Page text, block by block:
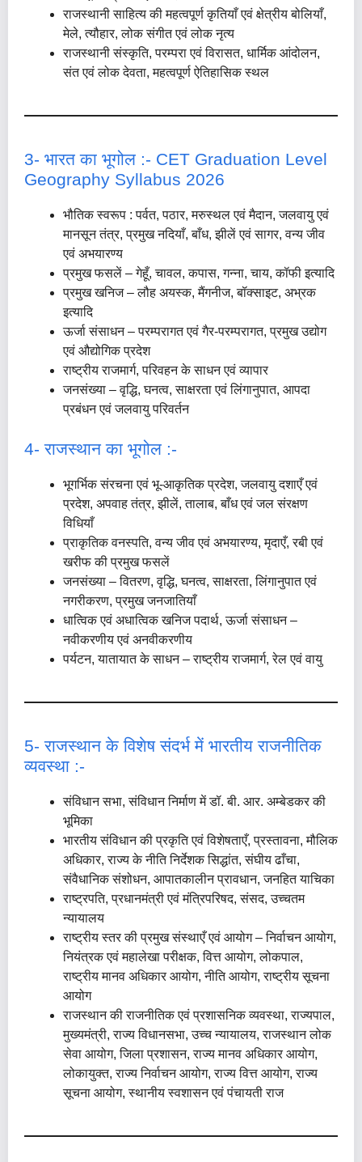
राजस्थानी साहित्य की महत्वपूर्ण कृतियाँ एवं क्षेत्रीय बोलियाँ,
मेले, त्यौहार, लोक संगीत एवं लोक नृत्य
राजस्थानी संस्कृति, परम्परा एवं विरासत, धार्मिक आंदोलन,
संत एवं लोक देवता, महत्वपूर्ण ऐतिहासिक स्थल
3- भारत का भूगोल :- CET Graduation Level
Geography Syllabus 2026
भौतिक स्वरूप : पर्वत, पठार, मरुस्थल एवं मैदान, जलवायु एवं
मानसून तंत्र, प्रमुख नदियाँ, बाँध, झीलें एवं सागर, वन्य जीव
एवं अभयारण्य
प्रमुख फसलें – गेहूँ, चावल, कपास, गन्ना, चाय, कॉफी इत्यादि
प्रमुख खनिज – लौह अयस्क, मैंगनीज, बॉक्साइट, अभ्रक
इत्यादि
ऊर्जा संसाधन – परम्परागत एवं गैर-परम्परागत, प्रमुख उद्योग
एवं औद्योगिक प्रदेश
राष्ट्रीय राजमार्ग, परिवहन के साधन एवं व्यापार
जनसंख्या – वृद्धि, घनत्व, साक्षरता एवं लिंगानुपात, आपदा
प्रबंधन एवं जलवायु परिवर्तन
4- राजस्थान का भूगोल :-
भूगर्भिक संरचना एवं भू-आकृतिक प्रदेश, जलवायु दशाएँ एवं
प्रदेश, अपवाह तंत्र, झीलें, तालाब, बाँध एवं जल संरक्षण
विधियाँ
प्राकृतिक वनस्पति, वन्य जीव एवं अभयारण्य, मृदाएँ, रबी एवं
खरीफ की प्रमुख फसलें
जनसंख्या – वितरण, वृद्धि, घनत्व, साक्षरता, लिंगानुपात एवं
नगरीकरण, प्रमुख जनजातियाँ
धात्विक एवं अधात्विक खनिज पदार्थ, ऊर्जा संसाधन –
नवीकरणीय एवं अनवीकरणीय
पर्यटन, यातायात के साधन – राष्ट्रीय राजमार्ग, रेल एवं वायु
5- राजस्थान के विशेष संदर्भ में भारतीय राजनीतिक
व्यवस्था :-
संविधान सभा, संविधान निर्माण में डॉ. बी. आर. अम्बेडकर की
भूमिका
भारतीय संविधान की प्रकृति एवं विशेषताएँ, प्रस्तावना, मौलिक
अधिकार, राज्य के नीति निर्देशक सिद्धांत, संघीय ढाँचा,
संवैधानिक संशोधन, आपातकालीन प्रावधान, जनहित याचिका
राष्ट्रपति, प्रधानमंत्री एवं मंत्रिपरिषद, संसद, उच्चतम
न्यायालय
राष्ट्रीय स्तर की प्रमुख संस्थाएँ एवं आयोग – निर्वाचन आयोग,
नियंत्रक एवं महालेखा परीक्षक, वित्त आयोग, लोकपाल,
राष्ट्रीय मानव अधिकार आयोग, नीति आयोग, राष्ट्रीय सूचना
आयोग
राजस्थान की राजनीतिक एवं प्रशासनिक व्यवस्था, राज्यपाल,
मुख्यमंत्री, राज्य विधानसभा, उच्च न्यायालय, राजस्थान लोक
सेवा आयोग, जिला प्रशासन, राज्य मानव अधिकार आयोग,
लोकायुक्त, राज्य निर्वाचन आयोग, राज्य वित्त आयोग, राज्य
सूचना आयोग, स्थानीय स्वशासन एवं पंचायती राज